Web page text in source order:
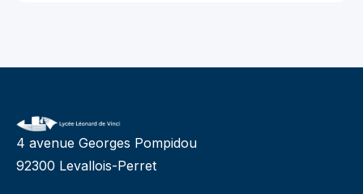
4 avenue Georges Pompidou
92300 Levallois-Perret